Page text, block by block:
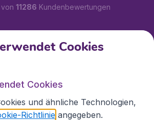
11286 Kundenbewertungen
Cookies
Cookies
und ähnliche Technologien,
Richtlinie angegeben.